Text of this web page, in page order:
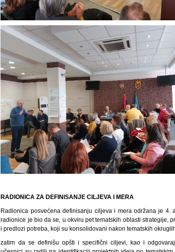
RADIONICA ZA DEFINISANJE CILJEVA I MERA
Radionica posvećena definisanju ciljeva i mera održana je 4.
radionice je bio da se, u okviru pet tematskih oblasti strategije,
i predlozi potreba, koji su konsolidovani nakon tematskih
zatim da se definišu opšti i specifični ciljevi, kao i